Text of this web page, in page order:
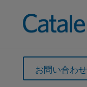
お問い合わせ